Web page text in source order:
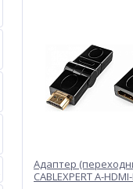
Адаптер
CABLEXPERT A-